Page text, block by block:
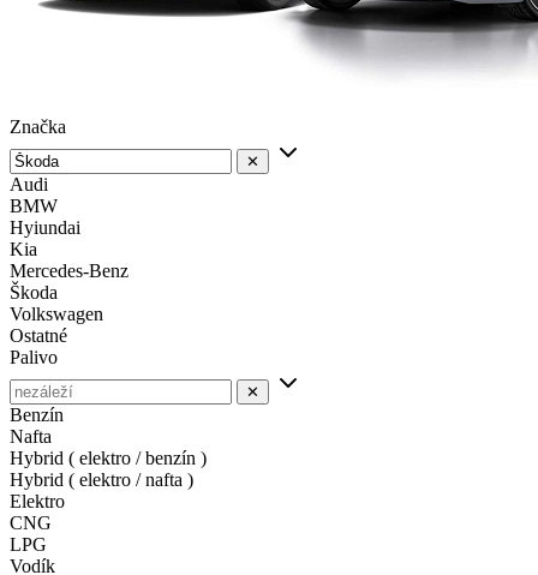
Značka
✕
Audi
BMW
Hyiundai
Kia
Mercedes-Benz
Škoda
Volkswagen
Ostatné
Palivo
✕
Benzín
Nafta
Hybrid ( elektro / benzín )
Hybrid ( elektro / nafta )
Elektro
CNG
LPG
Vodík